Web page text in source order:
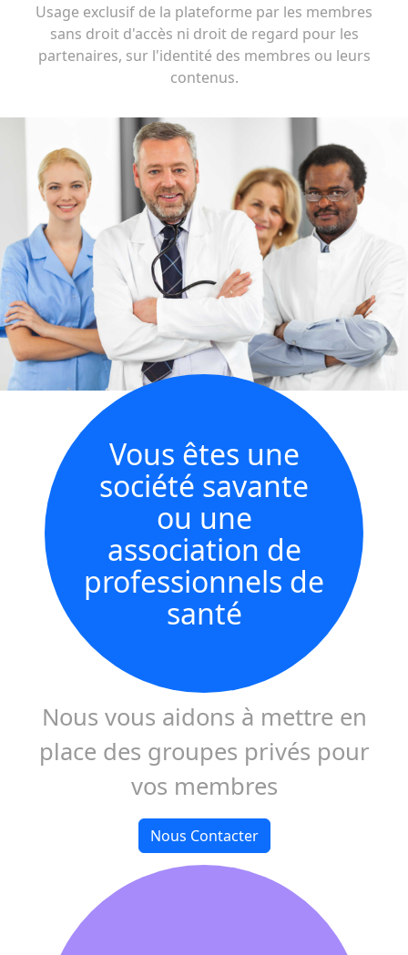
Usage exclusif de la plateforme par les membres
sans droit d'accès ni droit de regard pour les
partenaires, sur l'identité des membres ou leurs
contenus.
Vous êtes une
société savante
ou une
association de
professionnels de
santé
Nous vous aidons à mettre en
place des groupes privés pour
vos membres
Nous Contacter